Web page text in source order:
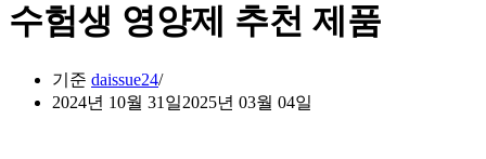
메
뉴
션
메
수험생 영양제 추천 제품
기준 daissue24
2024년 10월 31일2025년 03월 04일